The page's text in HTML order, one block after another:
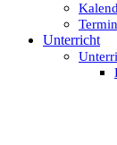
Unterricht